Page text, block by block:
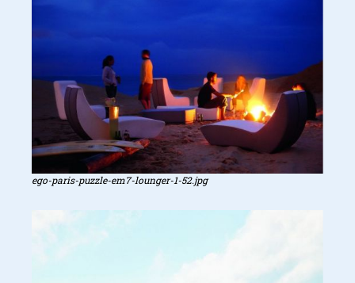
ego-paris-puzzle-em7-lounger-1-52.jpg